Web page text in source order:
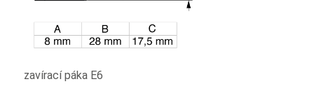
zavírací páka E6